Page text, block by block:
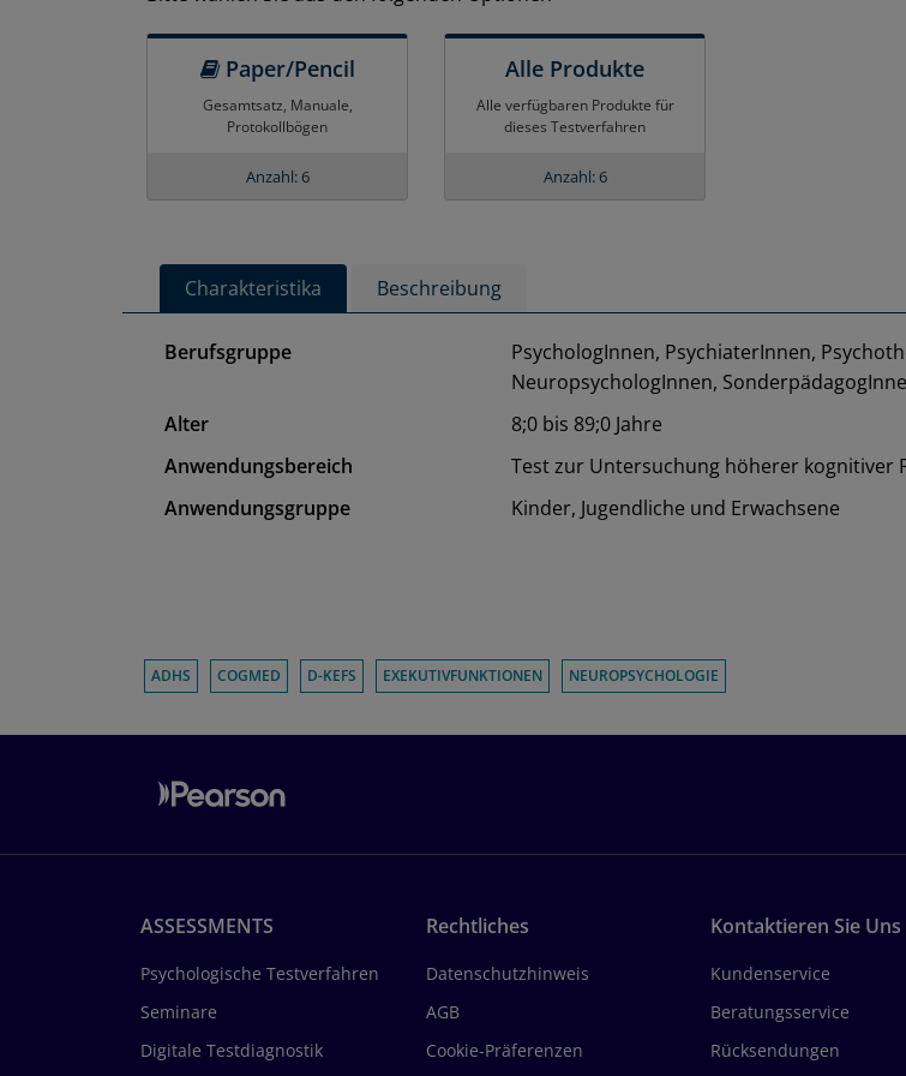
Paper/Pencil
Gesamtsatz, Manuale,
Protokollbögen
Anzahl: 6
Alle Produkte
Alle verfügbaren Produkte für
dieses Testverfahren
Anzahl: 6
Charakteristika Beschreibung
Berufsgruppe
PsychologInnen, PsychiaterInnen,
NeuropsychologInnen,
Alter
8;0 bis 89;0 Jahre
Anwendungsbereich
Test zur Untersuchung höherer kognitiver
Anwendungsgruppe
Kinder, Jugendliche und Erwachsene
ADHS COGMED D-KEFS EXEKUTIVFUNKTIONEN NEUROPSYCHOLOGIE
ASSESSMENTS
Psychologische Testverfahren
Seminare
Digitale Testdiagnostik
Rechtliches
Datenschutzhinweis
AGB
Cookie-Präferenzen
Kontaktieren Sie Uns
Kundenservice
Beratungsservice
Rücksendungen